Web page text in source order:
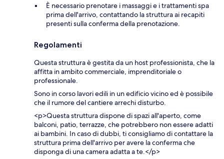
È necessario prenotare i massaggi e i trattamenti spa
prima dell'arrivo, contattando la struttura ai recapiti
presenti sulla conferma della prenotazione.
Regolamenti
Questa struttura è gestita da un host professionista, che la
affitta in ambito commerciale, imprenditoriale o
professionale.
Sono in corso lavori edili in un edificio vicino ed è possibile
che il rumore del cantiere arrechi disturbo.
<p>Questa struttura dispone di spazi all'aperto, come
balconi, patio, terrazze, che potrebbero non essere adatti
ai bambini. In caso di dubbi, ti consigliamo di contattare la
struttura prima dell'arrivo per avere la conferma che
disponga di una camera adatta a te.</p>